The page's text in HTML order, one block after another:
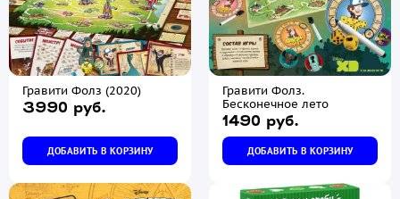
Гравити Фолз (2020)
3990 руб.
ДОБАВИТЬ В КОРЗИНУ
Гравити Фолз.
Бесконечное лето
1490 руб.
ДОБАВИТЬ В КОРЗИНУ